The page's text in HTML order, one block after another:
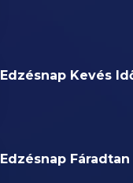
Edzésnap Kevés
Edzésnap Fáradtan